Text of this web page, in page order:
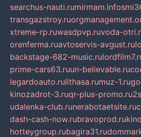
searchus-nauti.rumirmam.info
transgazstroy.ru
xtreme-rp.ruwasdpvp.ruvoda-
orenferma.ruavtoservis-avgust.ru
backstage-682-music.ru
prime-cars63.ruun-believable.ru
legardoauto.rulithasa.rumuz-1.ru
kinozadrot-3.ruqr-plus-promo.ru
udalenka-club.runerabotaetsite.ru
dash-cash-now.rubravoprod.ru
hotteygroup.rubagira31.ru